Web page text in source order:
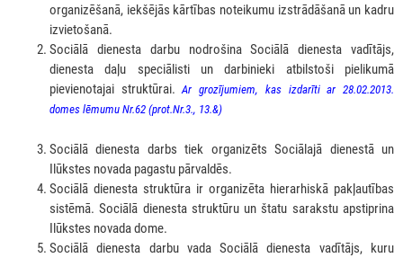
organizēšanā, iekšējās kārtības noteikumu izstrādāšanā un kadru
izvietošanā.
Sociālā dienesta darbu nodrošina Sociālā dienesta vadītājs,
dienesta daļu speciālisti un darbinieki atbilstoši pielikumā
pievienotajai struktūrai.Ar grozījumiem, kas izdarīti ar 28.02.2013.
domes lēmumu Nr.62 (prot.Nr.3., 13.&)
Sociālā dienesta darbs tiek organizēts Sociālajā dienestā un
Ilūkstes novada pagastu pārvaldēs.
Sociālā dienesta struktūra ir organizēta hierarhiskā pakļautības
sistēmā. Sociālā dienesta struktūru un štatu sarakstu apstiprina
Ilūkstes novada dome.
Sociālā dienesta darbu vada Sociālā dienesta vadītājs, kuru